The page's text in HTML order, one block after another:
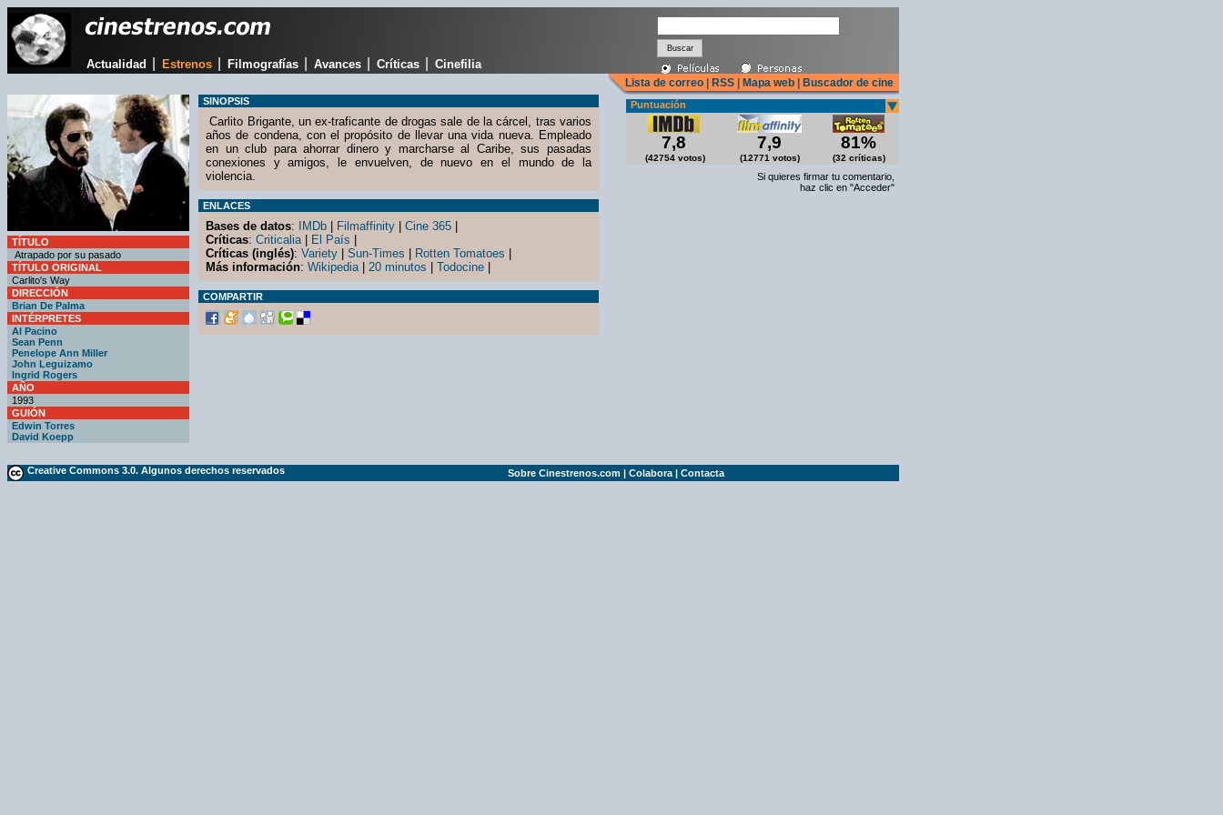
Actualidad Estrenos Filmografías Avances Críticas Cinefilia
Lista de correo RSS Mapa web Buscador de cine
TÍTULO
Atrapado por su pasado
TÍTULO ORIGINAL
Carlito's Way
DIRECCIÓN
Brian De Palma
INTÉRPRETES
Al Pacino
Sean Penn
Penelope Ann Miller
John Leguizamo
Ingrid Rogers
AÑO
1993
GUIÓN
Edwin Torres
David Koepp
SINOPSIS
Carlito Brigante, un ex-traficante de drogas sale de la cárcel, tras varios
años de condena, con el propósito de llevar una vida nueva. Empleado
en un club para ahorrar dinero y marcharse al Caribe, sus pasadas
conexiones y amigos, le envuelven, de nuevo en el mundo de la
violencia.
ENLACES
Bases de datos: IMDb Filmaffinity Cine 365
Críticas: Criticalia| El País
Críticas (inglés): Variety Sun-Times Rotten Tomatoes
Más información: Wikipedia| 20 minutos Todocine
COMPARTIR
Puntuación
7,8
(42754 votos)
7,9
(12771 votos)
81%
(32 críticas)
Si quieres firmar tu comentario,
haz clic en "Acceder"
Creative Commons 3.0. Algunos derechos reservados Sobre Cinestrenos.com | Colabora | Contacta